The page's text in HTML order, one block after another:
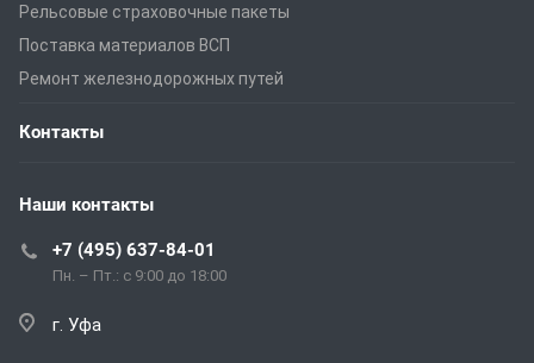
Рельсовые страховочные пакеты
Поставка материалов ВСП
Ремонт железнодорожных путей
Контакты
Наши контакты
+7 (495) 637-84-01
Пн. – Пт.: с 9:00 до 18:00
г. Уфа